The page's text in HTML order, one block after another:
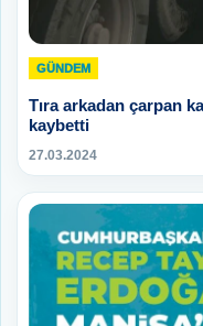
GÜNDEM
Tıra arkadan çarpan
kaybetti
27.03.2024